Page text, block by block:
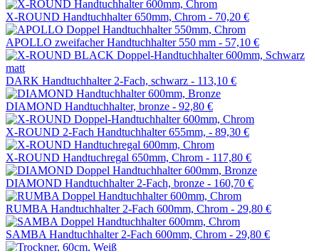
X-ROUND Handtuchhalter 650mm, Chrom - 70,20 €
APOLLO zweifacher Handtuchhalter 550 mm - 57,10 €
DARK Handtuchhalter 2-Fach, schwarz - 113,10 €
DIAMOND Handtuchhalter, bronze - 92,80 €
X-ROUND 2-Fach Handtuchhalter 655mm, - 89,30 €
X-ROUND Handtuchregal 650mm, Chrom - 117,80 €
DIAMOND Handtuchhalter 2-Fach, bronze - 160,70 €
RUMBA Handtuchhalter 2-Fach 600mm, Chrom - 29,80 €
SAMBA Handtuchhalter 2-Fach 600mm, Chrom - 29,80 €